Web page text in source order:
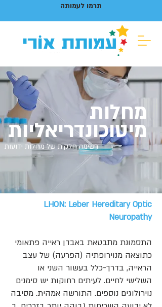
תרמו לעמותה
מחלות
מיטוכונדריאליות
רשימה חלקית של מחלות ידועות
LHON: Leber Hereditary Optic
Neuropathy
התסמונת מתבטאת באבדן ראייה פתאומי
כתוצאה מנוירופתיה (הפרעה) של עצב
הראייה, בדרך-כלל בעשור השני או
השלישי לחיים. לעיתים רחוקות יש סימנים
נוירולוגים נוספים. התורשה אמהית. מסיבה